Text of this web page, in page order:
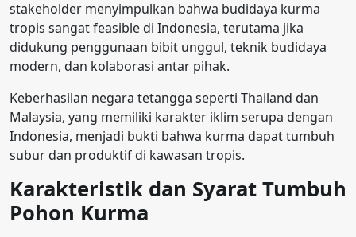
stakeholder menyimpulkan bahwa budidaya kurma
tropis sangat feasible di Indonesia, terutama jika
didukung penggunaan bibit unggul, teknik budidaya
modern, dan kolaborasi antar pihak.
Keberhasilan negara tetangga seperti Thailand dan
Malaysia, yang memiliki karakter iklim serupa dengan
Indonesia, menjadi bukti bahwa kurma dapat tumbuh
subur dan produktif di kawasan tropis.
Karakteristik dan Syarat Tumbuh
Pohon Kurma